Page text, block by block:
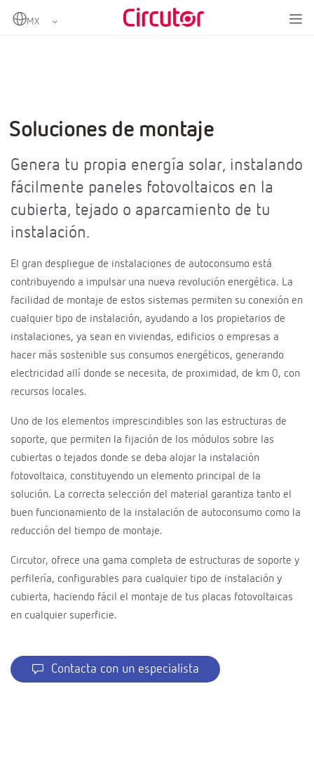
Home Autoconsumo de energia Soluciones de montaje
Soluciones de montaje
Genera tu propia energía solar, instalando
fácilmente paneles fotovoltaicos en la
cubierta, tejado o aparcamiento de tu
instalación.
El gran despliegue de instalaciones de autoconsumo está
contribuyendo a impulsar una nueva revolución energética. La
facilidad de montaje de estos sistemas permiten su conexión en
cualquier tipo de instalación, ayudando a los propietarios de
instalaciones, ya sean en viviendas, edificios o empresas a
hacer más sostenible sus consumos energéticos, generando
electricidad allí donde se necesita, de proximidad, de km 0, con
recursos locales.
Uno de los elementos imprescindibles son las estructuras de
soporte, que permiten la fijación de los módulos sobre las
cubiertas o tejados donde se deba alojar la instalación
fotovoltaica, constituyendo un elemento principal de la
solución. La correcta selección del material garantiza tanto el
buen funcionamiento de la instalación de autoconsumo como la
reducción del tiempo de montaje.
Circutor, ofrece una gama completa de estructuras de soporte y
perfilería, configurables para cualquier tipo de instalación y
cubierta, haciendo fácil el montaje de tus placas fotovoltaicas
en cualquier superficie.
Contacta con un especialista